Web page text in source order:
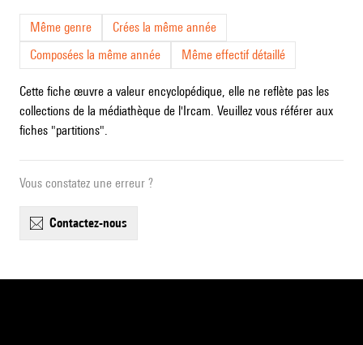
Même genre
Crées la même année
Composées la même année
Même effectif détaillé
Cette fiche œuvre a valeur encyclopédique, elle ne reflète pas les
collections de la médiathèque de l'Ircam. Veuillez vous référer aux
fiches "partitions".
Vous constatez une erreur ?
contactez-nous